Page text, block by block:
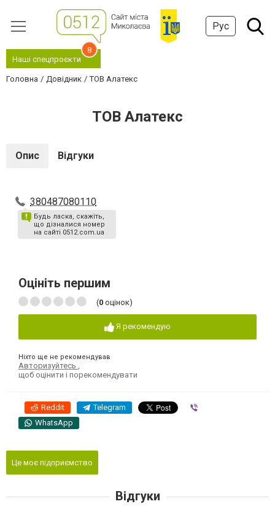
Рус
Наші спецпроєкти
8
Головна Довідник ТОВ Алатекс
ТОВ Алатекс
Опис Відгуки
380487080110
Будь ласка, скажіть,
що дізналися номер
на сайті 0512.com.ua
Оцініть першим
(0 оцінок)
Я рекомендую
Ніхто ще не рекомендував
Авторизуйтесь
щоб оцінити і порекомендувати
Reddit Telegram
WhatsApp
Це моє підприємство
Відгуки